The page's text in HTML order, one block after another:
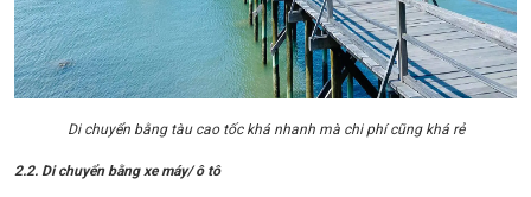
Di chuyển bằng tàu cao tốc khá nhanh mà chi phí cũng khá rẻ
2.2. Di chuyển bằng xe máy/ ô tô